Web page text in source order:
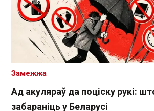
Ад акуляраў да поціску рукі:
забараніць у Беларусі
Замежжа